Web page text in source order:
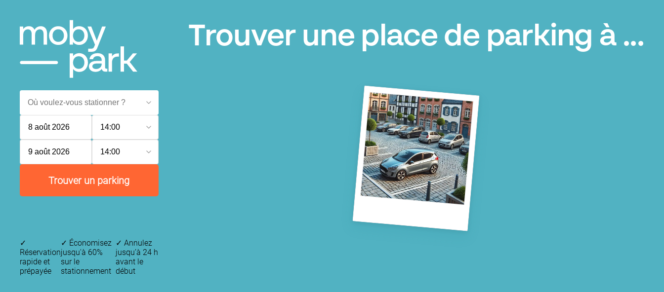
Trouver une place de parking à ...
8 août 2026 14:00
9 août 2026 14:00
Trouver un parking
✓
Réservation
rapide et
prépayée
✓ Économisez
jusqu'à 60%
sur le
stationnement
✓ Annulez
jusqu’à 24 h
avant le
début